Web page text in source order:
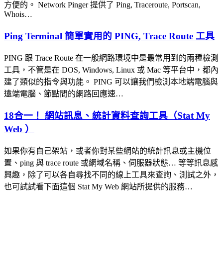
方便的。 Network Pinger 提供了 Ping, Traceroute, Portscan,
Whois…
Ping Terminal 簡單實用的 PING, Trace Route 工具
PING 跟 Trace Route 在一般網路環境中是最常用到的兩種檢測
工具，不管是在 DOS, Windows, Linux 或 Mac 等平台中，都內
建了類似的指令與功能。 PING 可以讓我們檢測本地端電腦與
遠端電腦、節點間的網路回應速…
18合一！ 網站訊息、統計資料查詢工具（Stat My
Web ）
如果你有自己架站，或者你對某些網站的統計訊息或主機位
置、ping 與 trace route 或網域名稱、伺服器狀態… 等等訊息感
興趣，除了可以各自尋找不同的線上工具來查詢、測試之外，
也可試試看下面這個 Stat My Web 網站所提供的服務…